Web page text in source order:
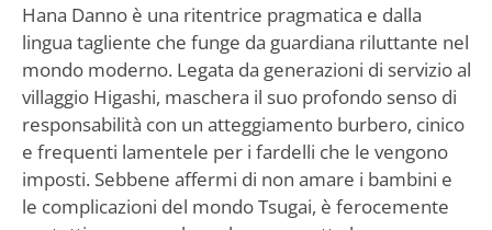
Hana Danno è una ritentrice pragmatica e dalla
lingua tagliente che funge da guardiana riluttante nel
mondo moderno. Legata da generazioni di servizio al
villaggio Higashi, maschera il suo profondo senso di
responsabilità con un atteggiamento burbero, cinico
e frequenti lamentele per i fardelli che le vengono
imposti. Sebbene affermi di non amare i bambini e
le complicazioni del mondo Tsugai, è ferocemente